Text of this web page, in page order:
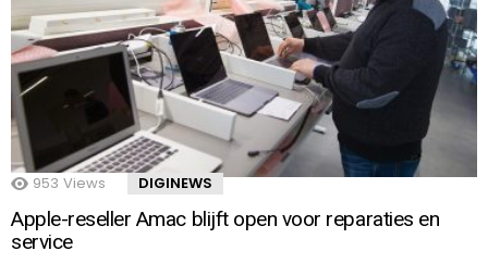
953 Views DIGINEWS
Apple-reseller Amac blijft open voor reparaties en
service